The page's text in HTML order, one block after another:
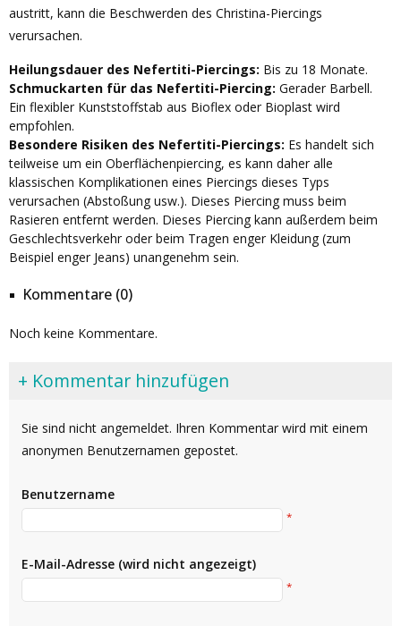
austritt, kann die Beschwerden des Christina-Piercings
verursachen.
Heilungsdauer des Nefertiti-Piercings: Bis zu 18 Monate.
Schmuckarten für das Nefertiti-Piercing: Gerader Barbell.
Ein flexibler Kunststoffstab aus Bioflex oder Bioplast wird
empfohlen.
Besondere Risiken des Nefertiti-Piercings: Es handelt sich
teilweise um ein Oberflächenpiercing, es kann daher alle
klassischen Komplikationen eines Piercings dieses Typs
verursachen (Abstoßung usw.). Dieses Piercing muss beim
Rasieren entfernt werden. Dieses Piercing kann außerdem beim
Geschlechtsverkehr oder beim Tragen enger Kleidung (zum
Beispiel enger Jeans) unangenehm sein.
Kommentare (0)
Noch keine Kommentare.
+ Kommentar hinzufügen
Sie sind nicht angemeldet. Ihren Kommentar wird mit einem
anonymen Benutzernamen gepostet.
Benutzername
*
E-Mail-Adresse (wird nicht angezeigt)
*